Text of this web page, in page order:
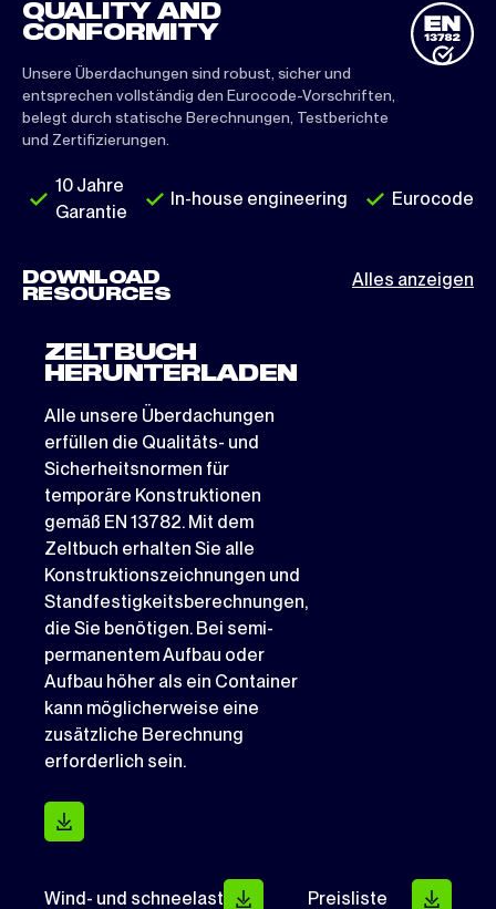
QUALITY AND
CONFORMITY
Unsere Überdachungen sind robust, sicher und
entsprechen vollständig den Eurocode-Vorschriften,
belegt durch statische Berechnungen, Testberichte
und Zertifizierungen.
10 Jahre
Garantie
In-house engineering Eurocode
DOWNLOAD
RESOURCES
Alles anzeigen
ZELTBUCH
HERUNTERLADEN
Alle unsere Überdachungen
erfüllen die Qualitäts- und
Sicherheitsnormen für
temporäre Konstruktionen
gemäß EN 13782. Mit dem
Zeltbuch erhalten Sie alle
Konstruktionszeichnungen und
Standfestigkeitsberechnungen,
die Sie benötigen. Bei semi-
permanentem Aufbau oder
Aufbau höher als ein Container
kann möglicherweise eine
zusätzliche Berechnung
erforderlich sein.
Wind- und schneelast Preisliste